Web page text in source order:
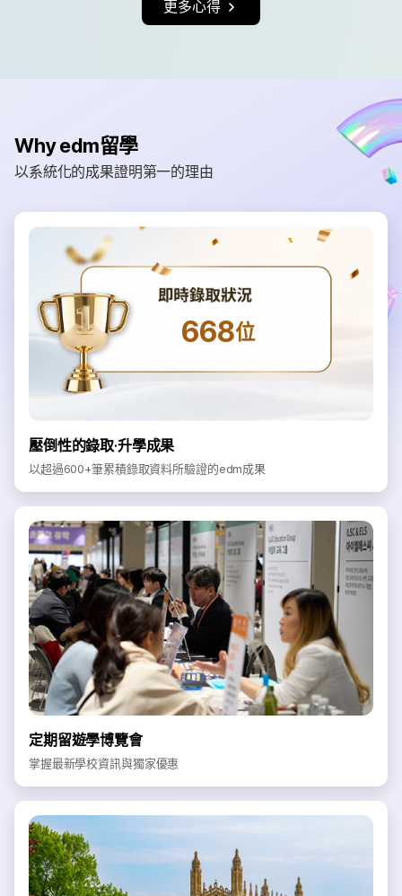
更多心得
Why edm留學
以系統化的成果證明第一的理由
壓倒性的錄取·升學成果
以超過600+筆累積錄取資料所驗證的edm成果
668位
定期留遊學博覽會
掌握最新學校資訊與獨家優惠